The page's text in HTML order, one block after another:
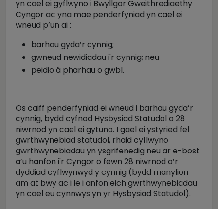
yn cael ei gyflwyno i Bwyllgor Gweithrediaethy
Cyngor ac yna mae penderfyniad yn cael ei
wneud p’un ai :
barhau gyda’r cynnig;
gwneud newidiadau i'r cynnig; neu
peidio â pharhau o gwbl.
Os caiff penderfyniad ei wneud i barhau gyda’r
cynnig, bydd cyfnod Hysbysiad Statudol o 28
niwrnod yn cael ei gytuno. I gael ei ystyried fel
gwrthwynebiad statudol, rhaid cyflwyno
gwrthwynebiadau yn ysgrifenedig neu ar e-bost
a’u hanfon i'r Cyngor o fewn 28 niwrnod o’r
dyddiad cyflwynwyd y cynnig (bydd manylion
am at bwy ac i le i anfon eich gwrthwynebiadau
yn cael eu cynnwys yn yr Hysbysiad Statudol).